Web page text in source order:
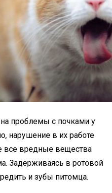
проблемы с почками у
нарушение в их работе
все вредные вещества
Задерживаясь в ротовой
и зубы питомца.